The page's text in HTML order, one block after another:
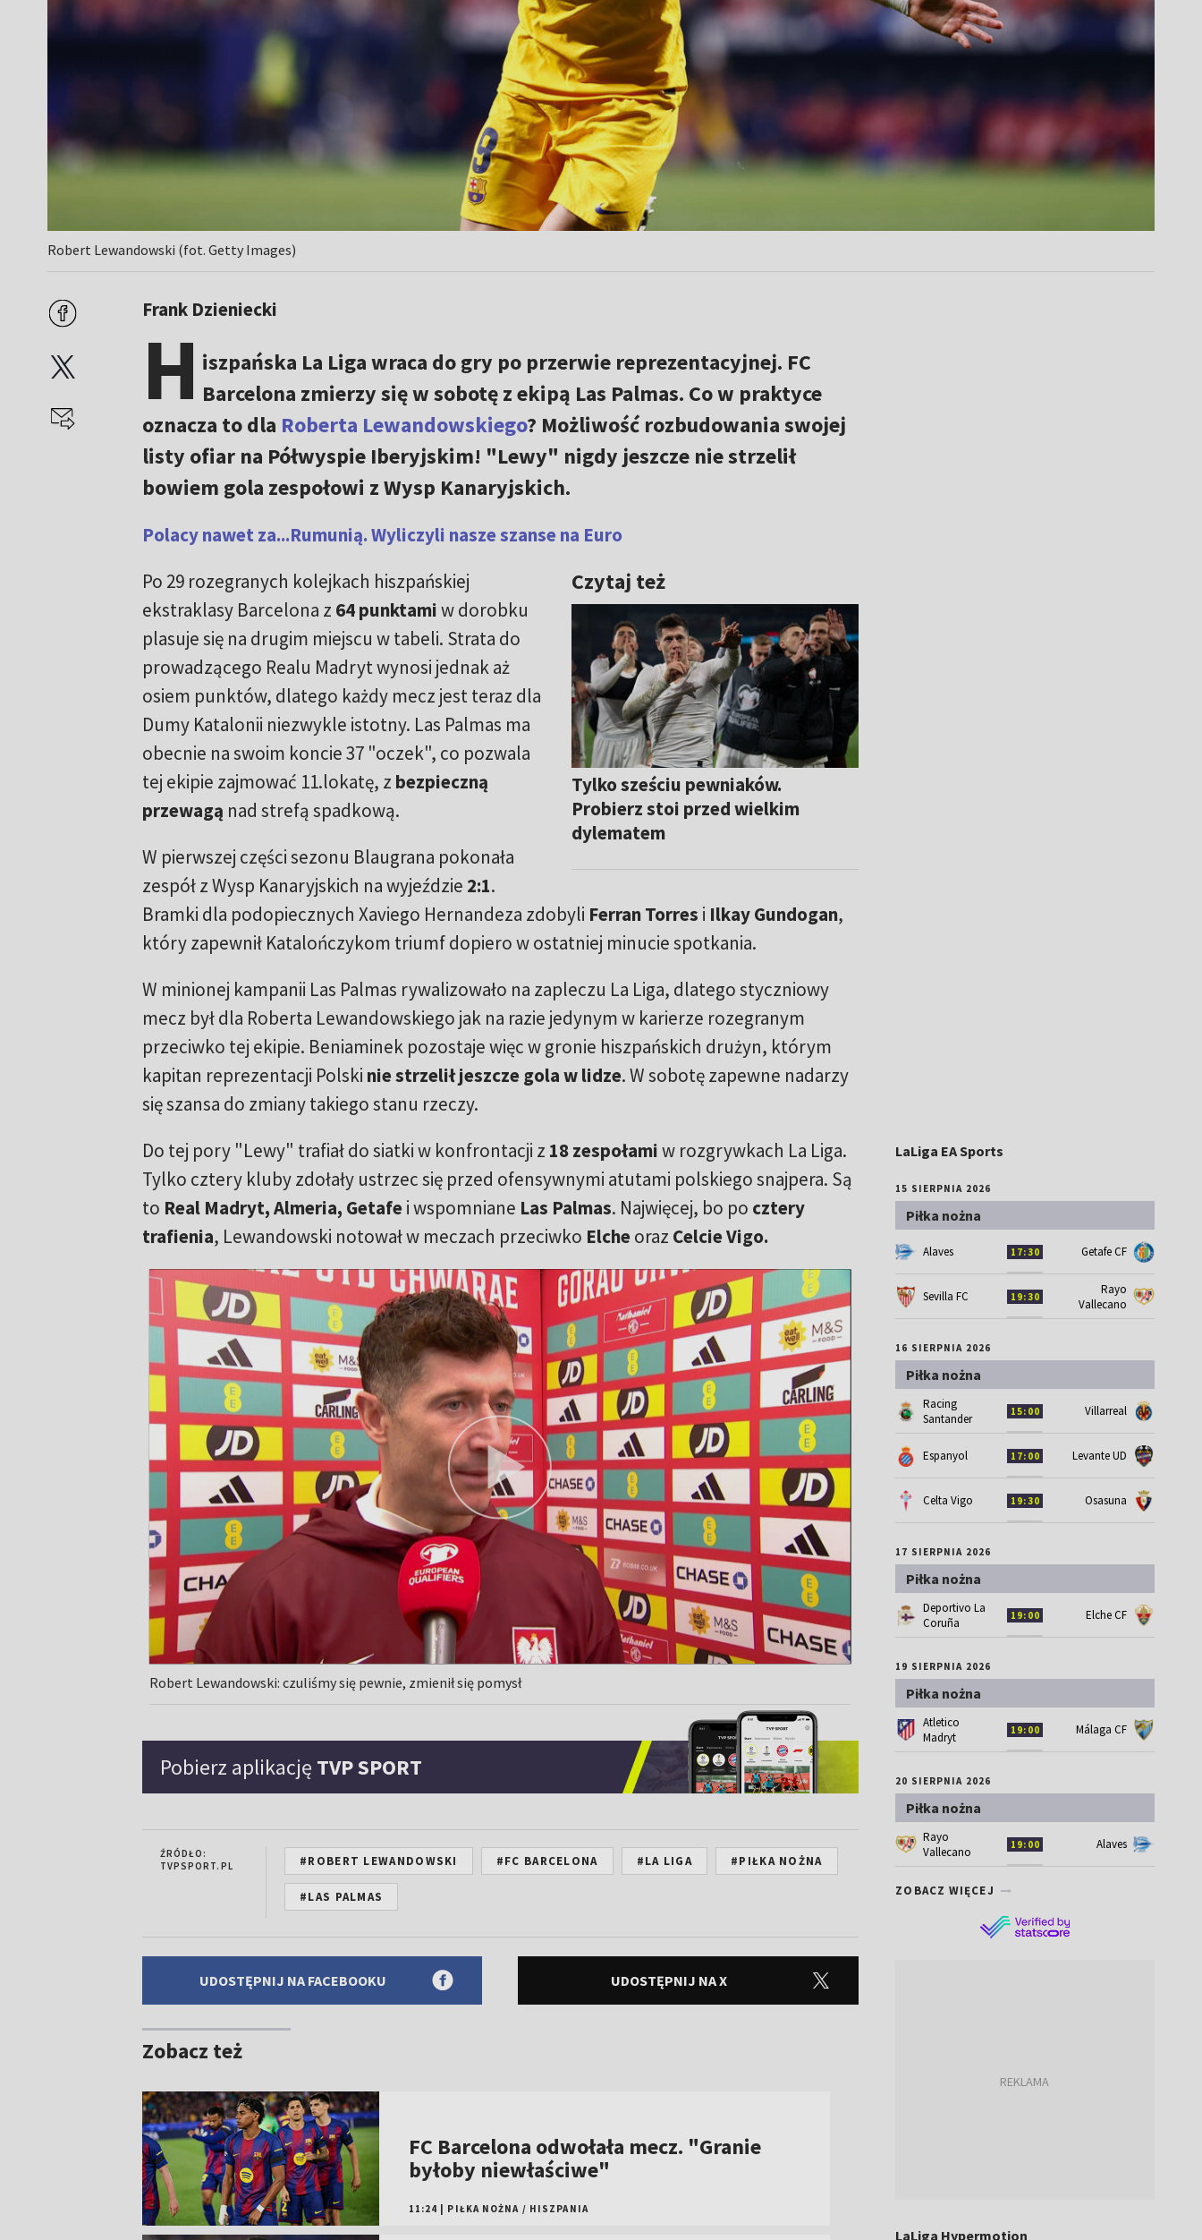
Robert Lewandowski (fot. Getty Images)
Frank Dzieniecki
H iszpańska La Liga wraca do gry po przerwie reprezentacyjnej. FC
Barcelona zmierzy się w sobotę z ekipą Las Palmas. Co w praktyce
oznacza to dla Roberta Lewandowskiego? Możliwość rozbudowania swojej
listy ofiar na Półwyspie Iberyjskim! "Lewy" nigdy jeszcze nie strzelił
bowiem gola zespołowi z Wysp Kanaryjskich.
Polacy nawet za...Rumunią. Wyliczyli nasze szanse na Euro
Czytaj też
Tylko sześciu pewniaków.
Probierz stoi przed wielkim
dylematem
Po 29 rozegranych kolejkach hiszpańskiej
ekstraklasy Barcelona z 64 punktamiw dorobku
plasuje się na drugim miejscu w tabeli. Strata do
prowadzącego Realu Madryt wynosi jednak aż
osiem punktów, dlatego każdy mecz jest teraz dla
Dumy Katalonii niezwykle istotny. Las Palmas ma
obecnie na swoim koncie 37 "oczek", co pozwala
tej ekipie zajmować 11.lokatę, z bezpieczną
przewagą nad strefą spadkową.
W pierwszej części sezonu Blaugrana pokonała
zespół z Wysp Kanaryjskich na wyjeździe 2:1.
Bramki dla podopiecznych Xaviego Hernandeza zdobyli Ferran Torres i Ilkay Gundogan,
który zapewnił Katalończykom triumf dopiero w ostatniej minucie spotkania.
W minionej kampanii Las Palmas rywalizowało na zapleczu La Liga, dlatego styczniowy
mecz był dla Roberta Lewandowskiego jak na razie jedynym w karierze rozegranym
przeciwko tej ekipie. Beniaminek pozostaje więc w gronie hiszpańskich drużyn, którym
kapitan reprezentacji Polski nie strzelił jeszcze gola w lidze. W sobotę zapewne nadarzy
się szansa do zmiany takiego stanu rzeczy.
Do tej pory "Lewy" trafiał do siatki w konfrontacji z 18 zespołamiw rozgrywkach La Liga.
Tylko cztery kluby zdołały ustrzec się przed ofensywnymi atutami polskiego snajpera. Są
to Real Madryt, Almeria, Getafei wspomniane Las Palmas. Najwięcej, bo po cztery
trafienia, Lewandowski notował w meczach przeciwko Elcheoraz Celcie Vigo.
Robert Lewandowski: czuliśmy się pewnie, zmienił się pomysł
Pobierz aplikację TVP SPORT
ŹRÓDŁO:
TVPSPORT.PL
#ROBERT LEWANDOWSKI #FC BARCELONA #LA LIGA #PIŁKA NOŻNA
#LAS PALMAS
UDOSTĘPNIJ NA FACEBOOKU UDOSTĘPNIJ NA X
Zobacz też
FC Barcelona odwołała mecz. "Granie
byłoby niewłaściwe"
11:24 PIŁKA NOŻNA / HISZPANIA
LaLiga EA Sports
15 SIERPNIA 2026
Piłka nożna
Alaves 17:30 Getafe CF
Sevilla FC 19:30
Rayo
Vallecano
16 SIERPNIA 2026
Piłka nożna
Racing
Santander
15:00 Villarreal
Espanyol 17:00 Levante UD
Celta Vigo 19:30 Osasuna
17 SIERPNIA 2026
Piłka nożna
Deportivo La
Coruña
19:00 Elche CF
19 SIERPNIA 2026
Piłka nożna
Atletico
Madryt
19:00 Málaga CF
20 SIERPNIA 2026
Piłka nożna
Rayo
Vallecano
19:00 Alaves
ZOBACZ WIĘCEJ
LaLiga Hypermotion